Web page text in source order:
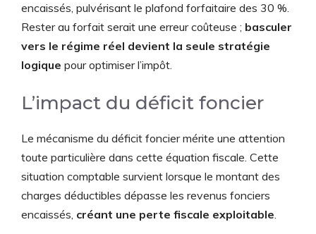
encaissés, pulvérisant le plafond forfaitaire des 30 %.
Rester au forfait serait une erreur coûteuse ; basculer
vers le régime réel devient la seule stratégie
logique pour optimiser l’impôt.
L’impact du déficit foncier
Le mécanisme du déficit foncier mérite une attention
toute particulière dans cette équation fiscale. Cette
situation comptable survient lorsque le montant des
charges déductibles dépasse les revenus fonciers
encaissés, créant une perte fiscale exploitable.